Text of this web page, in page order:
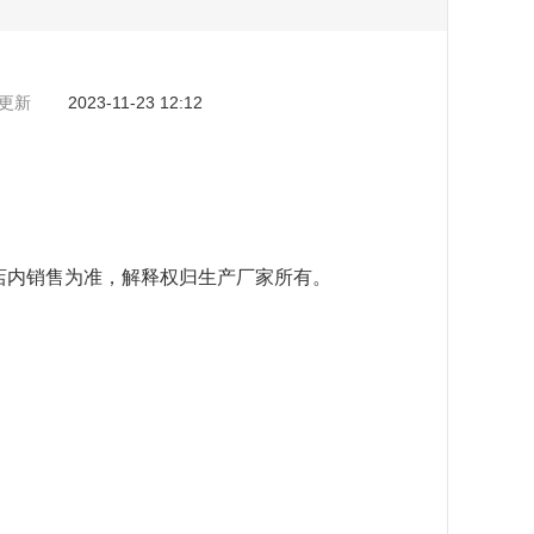
新 2023-11-23 12:12
销售为准，解释权归生产厂家所有。